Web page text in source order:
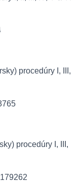
procedúry I, III,
procedúry I, III,